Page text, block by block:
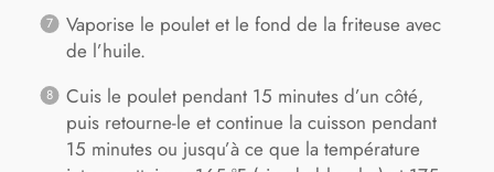
Vaporise le poulet et le fond de la friteuse avec
de l’huile.
Cuis le poulet pendant 15 minutes d’un côté,
puis retourne-le et continue la cuisson pendant
15 minutes ou jusqu’à ce que la température